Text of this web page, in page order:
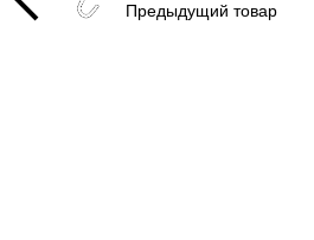
Предыдущий товар